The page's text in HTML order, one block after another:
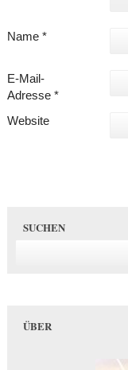
Name *
E-Mail-
Adresse *
Website
SUCHEN
ÜBER